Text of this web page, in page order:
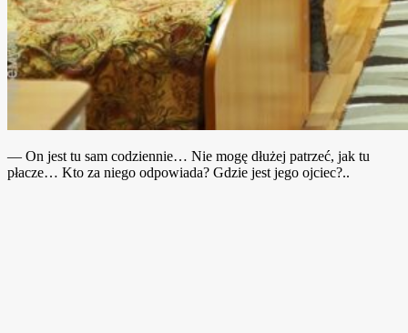
— On jest tu sam codziennie… Nie mogę dłużej patrzeć, jak tu
płacze… Kto za niego odpowiada? Gdzie jest jego ojciec?..